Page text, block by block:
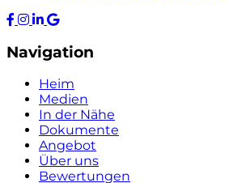
Navigation
Heim
Medien
In der Nähe
Dokumente
Angebot
Über uns
Bewertungen